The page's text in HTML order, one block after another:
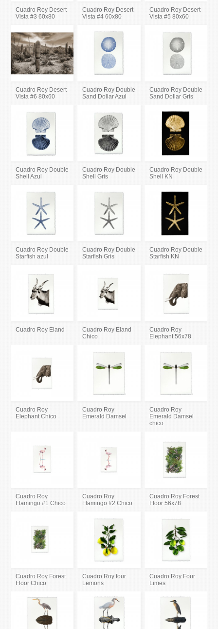
Cuadro Roy Desert
Vista #3 60x80
Cuadro Roy Desert
Vista #4 60x80
Cuadro Roy Desert
Vista #5 80x60
Cuadro Roy Desert
Vista #6 80x60
Cuadro Roy Double
Sand Dollar Azul
Cuadro Roy Double
Sand Dollar Gris
Cuadro Roy Double
Shell Azul
Cuadro Roy Double
Shell Gris
Cuadro Roy Double
Shell KN
Cuadro Roy Double
Starfish azul
Cuadro Roy Double
Starfish Gris
Cuadro Roy Double
Starfish KN
Cuadro Roy Eland
Cuadro Roy Eland
Chico
Cuadro Roy
Elephant 56x78
Cuadro Roy
Elephant Chico
Cuadro Roy
Emerald Damsel
Cuadro Roy
Emerald Damsel
chico
Cuadro Roy
Flamingo #1 Chico
Cuadro Roy
Flamingo #2 Chico
Cuadro Roy Forest
Floor 56x78
Cuadro Roy Forest
Floor Chico
Cuadro Roy four
Lemons
Cuadro Roy Four
Limes